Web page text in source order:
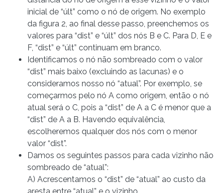
inicial de “últ” como o nó de origem. No exemplo
da figura 2, ao final desse passo, preenchemos os
valores para “dist” e “últ” dos nós B e C. Para D, E e
F, “dist” e “últ” continuam em branco.
Identificamos o nó não sombreado com o valor
“dist” mais baixo (excluindo as lacunas) e o
consideramos nosso nó “atual”. Por exemplo, se
começarmos pelo nó A como origem, então o nó
atual será o C, pois a “dist” de A a C é menor que a
“dist” de A a B. Havendo equivalência,
escolheremos qualquer dos nós com o menor
valor “dist”.
Damos os seguintes passos para cada vizinho não
sombreado de “atual”:
A) Acrescentamos o “dist” de “atual” ao custo da